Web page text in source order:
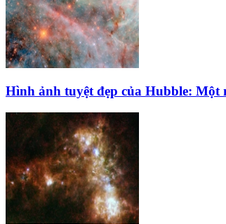
Hình ảnh tuyệt đẹp của Hubble: Một